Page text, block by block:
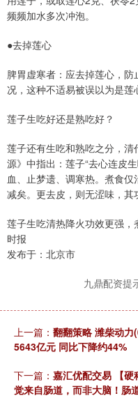
频频加水多次冲泡。
●去掉莲心
脾胃虚寒者：应去掉莲心，
况，这种不适易被误以为是莲
莲子生吃好还是熟吃好？
莲子还有生吃和熟吃之分，
源》中指出：莲子“去心连皮
血、止梦遗、调寒热。煮食
减矣。更去皮，则无涩味，其
莲子生吃清热降火功效更强
时报
发布于：北京市
九鼎配资提
上一篇： 翻翻策略 潍柴动
5643亿元 同比下降约44%
下一篇： 嘉汇优配交易 【
觉来自肠道，而非大脑！肠